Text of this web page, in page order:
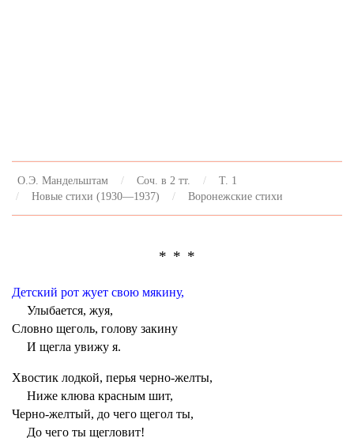
О.Э. Мандельштам Соч. в 2 тт.
Т. 1
Новые стихи (1930—1937)
Воронежские стихи
* * *
Детский рот жует свою мякину,
Улыбается, жуя,
Словно щеголь, голову закину
И щегла увижу я.
Хвостик лодкой, перья черно-желты,
Ниже клюва красным шит,
Черно-желтый, до чего щегол ты,
До чего ты щегловит!